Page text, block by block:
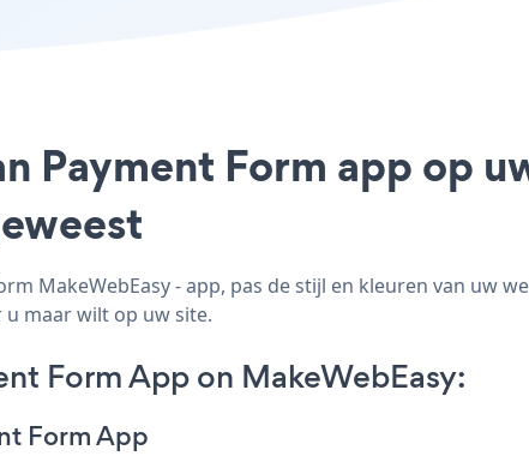
Payment Form app op
MakeWebEasy - app, pas de stijl en kleuren van uw
maar wilt op uw site.
Form App on MakeWebEasy:
Form App